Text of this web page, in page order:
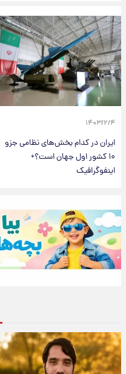
۱۴۰۳/۲/۴
ایران در کدام بخش‌های نظامی جزو
۱۰ کشور اول جهان است؟+
اینفوگرافیک